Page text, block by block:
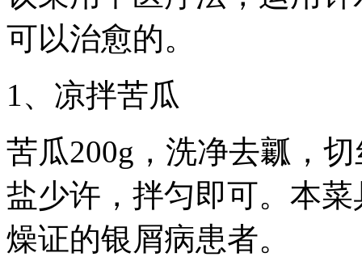
可以治愈的。
1、凉拌苦瓜
苦瓜200g，洗净去瓤，
盐少许，拌匀即可。本
燥证的银屑病患者。